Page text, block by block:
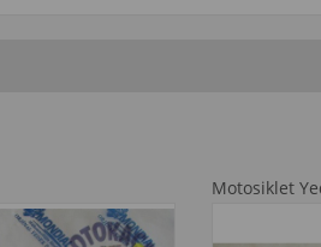
Motosiklet